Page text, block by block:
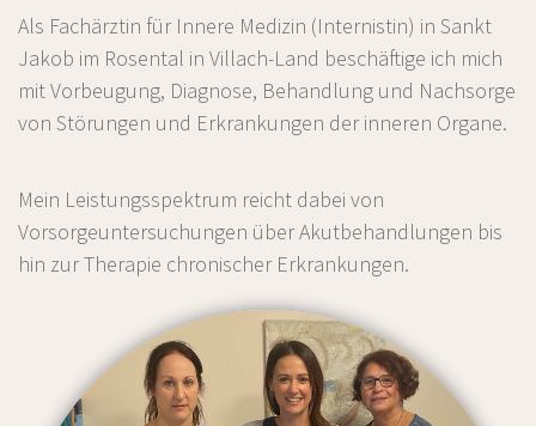
Als Fachärztin für Innere Medizin (Internistin) in Sankt
Jakob im Rosental in Villach-Land beschäftige ich mich
mit Vorbeugung, Diagnose, Behandlung und Nachsorge
von Störungen und Erkrankungen der inneren Organe.
Mein Leistungsspektrum reicht dabei von
Vorsorgeuntersuchungen über Akutbehandlungen bis
hin zur Therapie chronischer Erkrankungen.